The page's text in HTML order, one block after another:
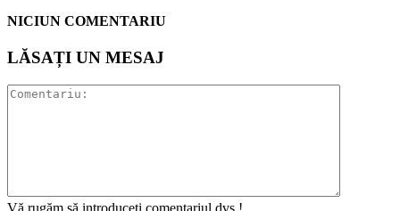
NICIUN COMENTARIU
LĂSAȚI UN MESAJ
Vă rugăm să introduceți comentariul dvs.!